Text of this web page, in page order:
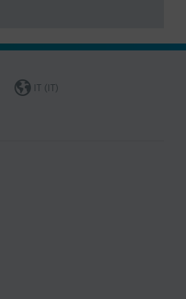
IT (IT)